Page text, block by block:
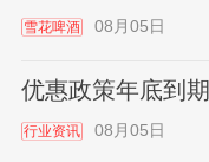
雪花啤酒 08月05日
优惠政策年底到
行业资讯 08月05日